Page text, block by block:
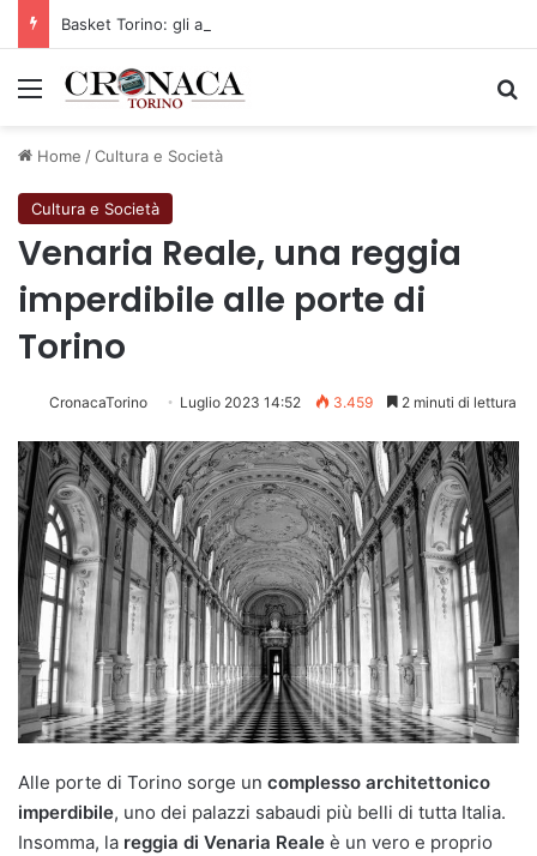
Menu
Home /Cultura e Società
Cultura e Società
Venaria Reale, una reggia
imperdibile alle porte di
Torino
CronacaTorino Luglio 2023 14:52 3.459 2 minuti di lettura
Alle porte di Torino sorge un complesso architettonico
imperdibile, uno dei palazzi sabaudi più belli di tutta Italia.
Insomma, la reggia di Venaria Reale è un vero e proprio